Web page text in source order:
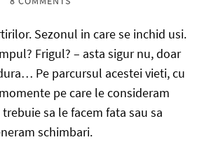
Sezonul in care se inchid usi.
Frigul? – asta sigur nu, doar
Pe parcursul acestei vieti, cu
pe care le consideram
sa le facem fata sau sa
schimbari.